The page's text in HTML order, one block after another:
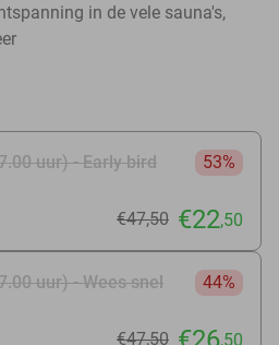
in de vele sauna's,
uur) - Early bird
53%
€47,50 €22,50
uur) - Wees snel
44%
€47,50 ,50